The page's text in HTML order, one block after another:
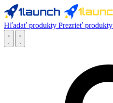
Hľadať produkty Prezrieť produkty